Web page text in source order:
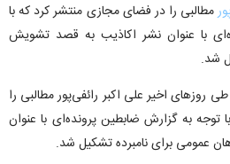
مطالبی را در فضای مجازی منتشر کرد که با
با عنوان نشر اکاذیب به قصد تشویش
شد.
روزهای اخیر علی اکبر رائفی‌پور مطالبی را
به گزارش ضابطین پرونده‌ای با عنوان
عمومی برای نامبرده تشکیل شد.